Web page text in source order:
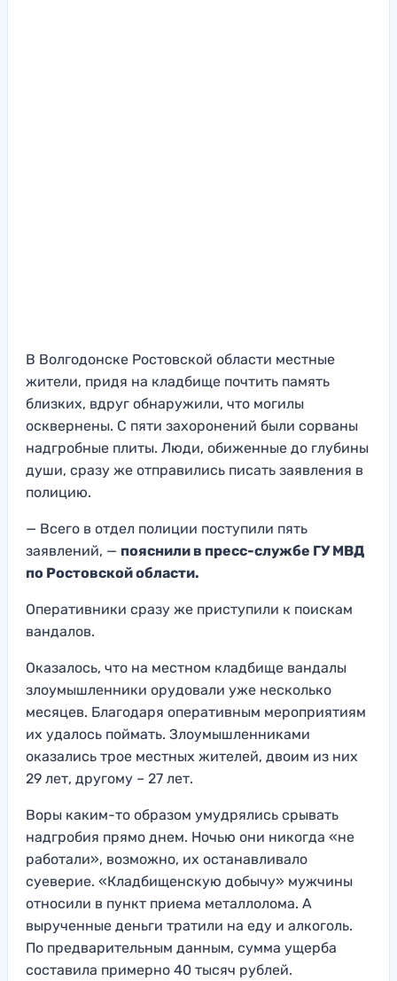
В Волгодонске Ростовской области местные
жители, придя на кладбище почтить память
близких, вдруг обнаружили, что могилы
осквернены. С пяти захоронений были сорваны
надгробные плиты. Люди, обиженные до глубины
души, сразу же отправились писать заявления в
полицию.
— Всего в отдел полиции поступили пять
заявлений, — пояснили в пресс-службе ГУ МВД
по Ростовской области.
Оперативники сразу же приступили к поискам
вандалов.
Оказалось, что на местном кладбище вандалы
злоумышленники орудовали уже несколько
месяцев. Благодаря оперативным мероприятиям
их удалось поймать. Злоумышленниками
оказались трое местных жителей, двоим из них
29 лет, другому – 27 лет.
Воры каким-то образом умудрялись срывать
надгробия прямо днем. Ночью они никогда «не
работали», возможно, их останавливало
суеверие. «Кладбищенскую добычу» мужчины
относили в пункт приема металлолома. А
вырученные деньги тратили на еду и алкоголь.
По предварительным данным, сумма ущерба
составила примерно 40 тысяч рублей.